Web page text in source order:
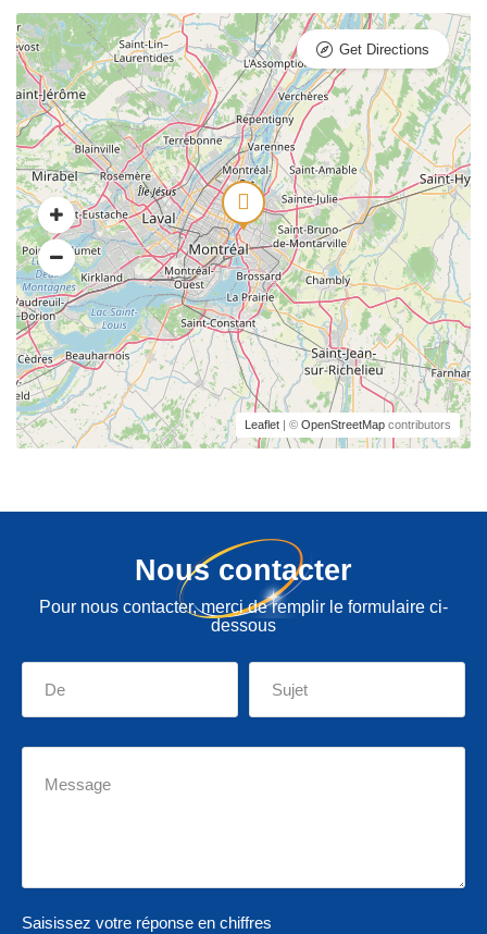
Leaflet | © OpenStreetMap contributors
Get Directions
Nous contacter
Pour nous contacter, merci de remplir le formulaire ci-
dessous
Saisissez votre réponse en chiffres